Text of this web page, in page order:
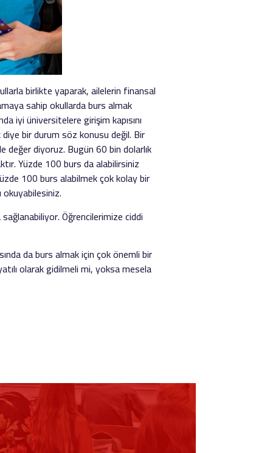
birlikte yaparak, ailelerin finansal
sahip okullarda burs almak
iyi üniversitelere girişim kapısını
bir durum söz konusu değil. Bir
diyoruz. Bugün 60 bin dolarlık
Yüzde 100 burs da alabilirsiniz
100 burs alabilmek çok kolay bir
Öğrencilerimize ciddi
da burs almak için çok önemli bir
olarak gidilmeli mi, yoksa mesela